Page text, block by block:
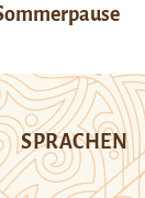
SPRACHEN